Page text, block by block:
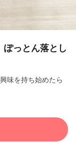
っとん落とし
味を持ち始めたら